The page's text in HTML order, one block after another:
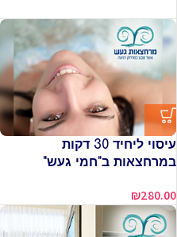
עיסוי ליחיד 30 דקות
במרחצאות ב"חמי געש"
₪280.00